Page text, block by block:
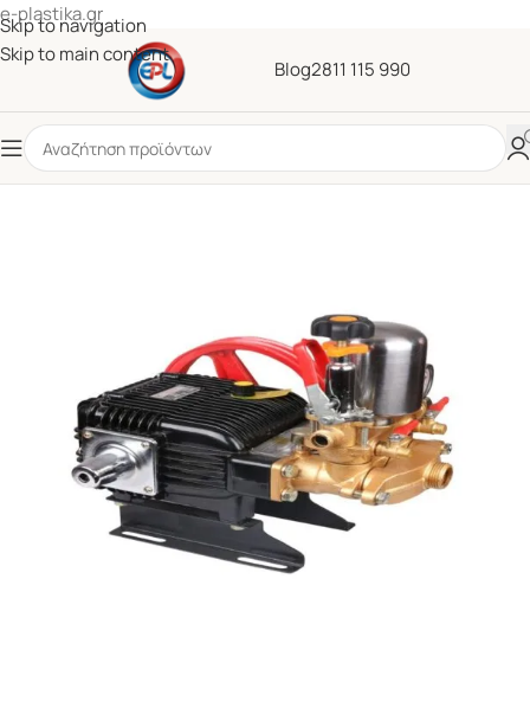
e-plastika.gr
Skip to navigation
Skip to main content
Blog2811 115 990